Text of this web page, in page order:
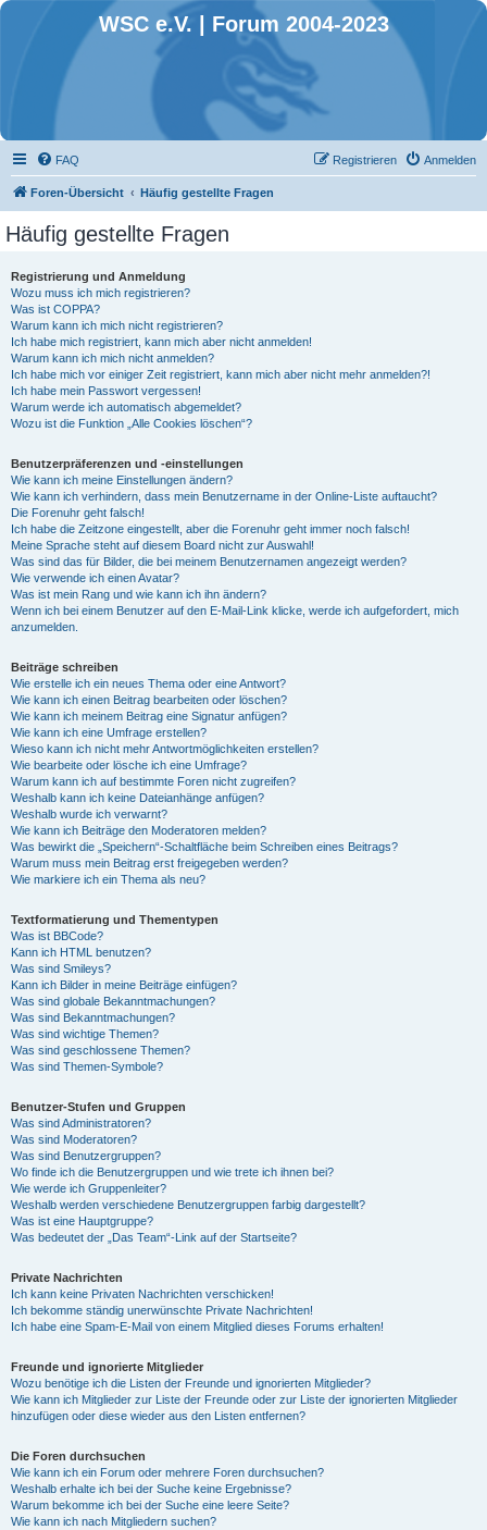
WSC e.V. | Forum 2004-2023
FAQ Anmelden
Registrieren
Foren-Übersicht Häufig gestellte Fragen
Häufig gestellte Fragen
Registrierung und Anmeldung
Wozu muss ich mich registrieren?
Was ist COPPA?
Warum kann ich mich nicht registrieren?
Ich habe mich registriert, kann mich aber nicht anmelden!
Warum kann ich mich nicht anmelden?
Ich habe mich vor einiger Zeit registriert, kann mich aber nicht mehr anmelden?!
Ich habe mein Passwort vergessen!
Warum werde ich automatisch abgemeldet?
Wozu ist die Funktion „Alle Cookies löschen“?
Benutzerpräferenzen und -einstellungen
Wie kann ich meine Einstellungen ändern?
Wie kann ich verhindern, dass mein Benutzername in der Online-Liste auftaucht?
Die Forenuhr geht falsch!
Ich habe die Zeitzone eingestellt, aber die Forenuhr geht immer noch falsch!
Meine Sprache steht auf diesem Board nicht zur Auswahl!
Was sind das für Bilder, die bei meinem Benutzernamen angezeigt werden?
Wie verwende ich einen Avatar?
Was ist mein Rang und wie kann ich ihn ändern?
Wenn ich bei einem Benutzer auf den E-Mail-Link klicke, werde ich aufgefordert, mich
anzumelden.
Beiträge schreiben
Wie erstelle ich ein neues Thema oder eine Antwort?
Wie kann ich einen Beitrag bearbeiten oder löschen?
Wie kann ich meinem Beitrag eine Signatur anfügen?
Wie kann ich eine Umfrage erstellen?
Wieso kann ich nicht mehr Antwortmöglichkeiten erstellen?
Wie bearbeite oder lösche ich eine Umfrage?
Warum kann ich auf bestimmte Foren nicht zugreifen?
Weshalb kann ich keine Dateianhänge anfügen?
Weshalb wurde ich verwarnt?
Wie kann ich Beiträge den Moderatoren melden?
Was bewirkt die „Speichern“-Schaltfläche beim Schreiben eines Beitrags?
Warum muss mein Beitrag erst freigegeben werden?
Wie markiere ich ein Thema als neu?
Textformatierung und Thementypen
Was ist BBCode?
Kann ich HTML benutzen?
Was sind Smileys?
Kann ich Bilder in meine Beiträge einfügen?
Was sind globale Bekanntmachungen?
Was sind Bekanntmachungen?
Was sind wichtige Themen?
Was sind geschlossene Themen?
Was sind Themen-Symbole?
Benutzer-Stufen und Gruppen
Was sind Administratoren?
Was sind Moderatoren?
Was sind Benutzergruppen?
Wo finde ich die Benutzergruppen und wie trete ich ihnen bei?
Wie werde ich Gruppenleiter?
Weshalb werden verschiedene Benutzergruppen farbig dargestellt?
Was ist eine Hauptgruppe?
Was bedeutet der „Das Team“-Link auf der Startseite?
Private Nachrichten
Ich kann keine Privaten Nachrichten verschicken!
Ich bekomme ständig unerwünschte Private Nachrichten!
Ich habe eine Spam-E-Mail von einem Mitglied dieses Forums erhalten!
Freunde und ignorierte Mitglieder
Wozu benötige ich die Listen der Freunde und ignorierten Mitglieder?
Wie kann ich Mitglieder zur Liste der Freunde oder zur Liste der ignorierten Mitglieder
hinzufügen oder diese wieder aus den Listen entfernen?
Die Foren durchsuchen
Wie kann ich ein Forum oder mehrere Foren durchsuchen?
Weshalb erhalte ich bei der Suche keine Ergebnisse?
Warum bekomme ich bei der Suche eine leere Seite?
Wie kann ich nach Mitgliedern suchen?